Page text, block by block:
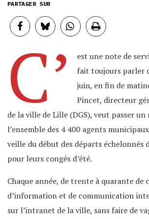
C’
est une note de
fait toujours parler
juin, en fin de
Pincet, directeur
de la ville de Lille (DGS), veut passer un
l’ensemble des 4 400 agents
veille du début des départs échelonnés
pour leurs congés d’été.
Chaque année, de trente à quarante de
d’information et de communication
sur l’intranet de la ville, sans faire de
PARTAGER SUR